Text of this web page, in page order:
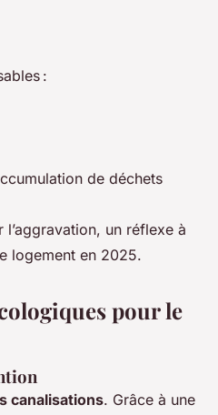
:
de déchets
un réflexe à
logement en 2025.
pour le
canalisations. Grâce à une